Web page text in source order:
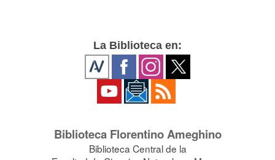
La Biblioteca en:
Biblioteca Florentino Ameghino
Biblioteca Central de la